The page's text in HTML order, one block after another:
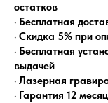
остатков
• Бесплатная
• Скидка 5% при
• Бесплатная
выдачей
• Лазерная
• Гарантия 12